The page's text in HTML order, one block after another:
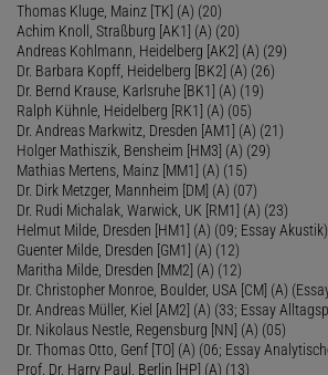
Thomas Kluge, Mainz [TK] (A) (20)
Achim Knoll, Straßburg [AK1] (A) (20)
Andreas Kohlmann, Heidelberg [AK2] (A) (29)
Dr. Barbara Kopff, Heidelberg [BK2] (A) (26)
Dr. Bernd Krause, Karlsruhe [BK1] (A) (19)
Ralph Kühnle, Heidelberg [RK1] (A) (05)
Dr. Andreas Markwitz, Dresden [AM1] (A) (21)
Holger Mathiszik, Bensheim [HM3] (A) (29)
Mathias Mertens, Mainz [MM1] (A) (15)
Dr. Dirk Metzger, Mannheim [DM] (A) (07)
Dr. Rudi Michalak, Warwick, UK [RM1] (A) (23)
Helmut Milde, Dresden [HM1] (A) (09; Essay Akustik)
Guenter Milde, Dresden [GM1] (A) (12)
Maritha Milde, Dresden [MM2] (A) (12)
Dr. Christopher Monroe, Boulder, USA [CM] (A)
Dr. Andreas Müller, Kiel [AM2] (A) (33; Essay
Dr. Nikolaus Nestle, Regensburg [NN] (A) (05)
Dr. Thomas Otto, Genf [TO] (A) (06; Essay
Prof. Dr. Harry Paul, Berlin [HP] (A) (13)